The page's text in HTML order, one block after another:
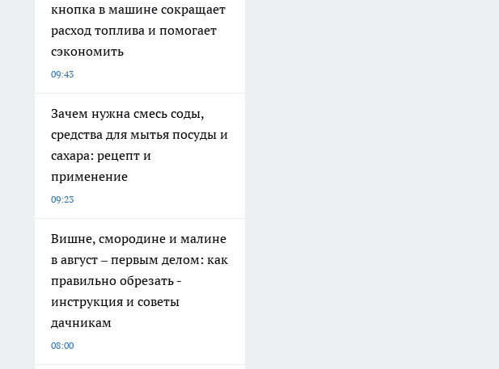
кнопка в машине сокращает
расход топлива и помогает
сэкономить
09:43
Зачем нужна смесь соды,
средства для мытья посуды и
сахара: рецепт и
применение
09:23
Вишне, смородине и малине
в август – первым делом: как
правильно обрезать -
инструкция и советы
дачникам
08:00